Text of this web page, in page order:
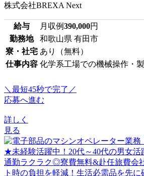
株式会社BREXA Next
給与 月収例390,000円
勤務地
和歌山県 有田市
寮・社宅 あり（無料）
仕事内容 化学系工場での機械操作・
＼最短45秒で完了／
応募へ進む
詳しく
見る